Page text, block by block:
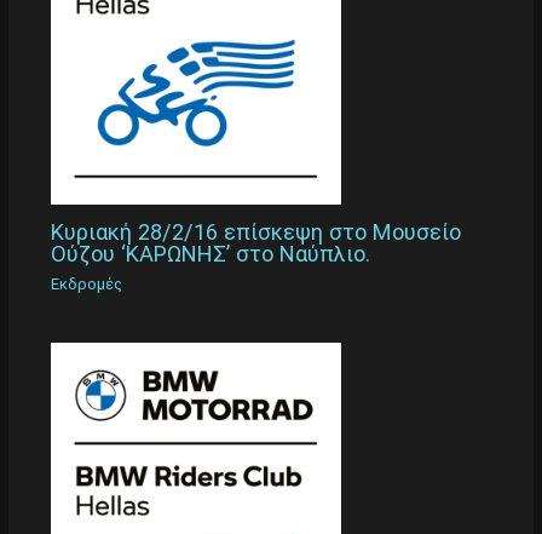
Κυριακή 28/2/16 επίσκεψη στο Μουσείο
Ούζου ‘ΚΑΡΩΝΗΣ’ στο Ναύπλιο.
Εκδρομές